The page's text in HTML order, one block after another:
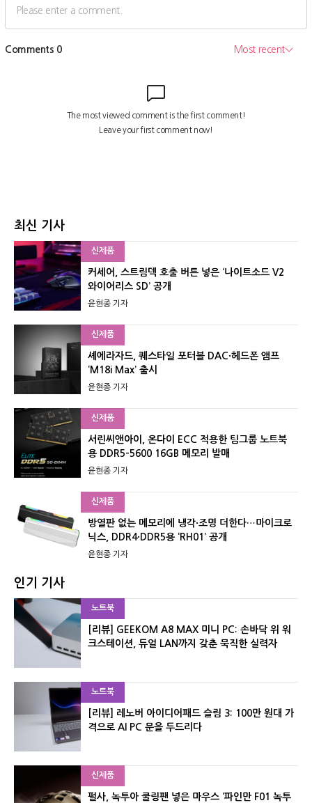
최신 기사
신제품
커세어, 스트림덱 호출 버튼 넣은 ‘나이트소드 V2
와이어리스 SD’ 공개
윤현종 기자
신제품
셰에라자드, 퀘스타일 포터블 DAC·헤드폰 앰프
‘M18i Max’ 출시
윤현종 기자
신제품
서린씨앤아이, 온다이 ECC 적용한 팀그룹 노트북
용 DDR5-5600 16GB 메모리 발매
윤현종 기자
신제품
방열판 없는 메모리에 냉각·조명 더한다…마이크로
닉스, DDR4·DDR5용 ‘RH01’ 공개
윤현종 기자
인기 기사
노트북
[리뷰] GEEKOM A8 MAX 미니 PC: 손바닥 위 워
크스테이션, 듀얼 LAN까지 갖춘 묵직한 실력자
노트북
[리뷰] 레노버 아이디어패드 슬림 3: 100만 원대 가
격으로 AI PC 문을 두드리다
신제품
펄사, 녹투아 쿨링팬 넣은 마우스 ‘파인만 F01 녹투